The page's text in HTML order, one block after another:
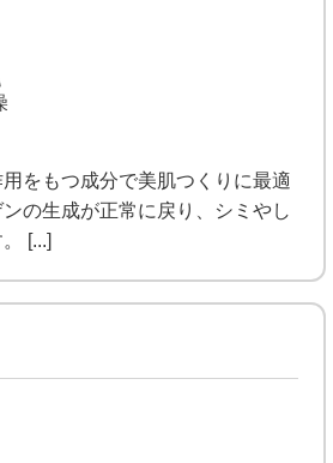
をもつ成分で美肌つくりに最適
の生成が正常に戻り、シミやし
[...]